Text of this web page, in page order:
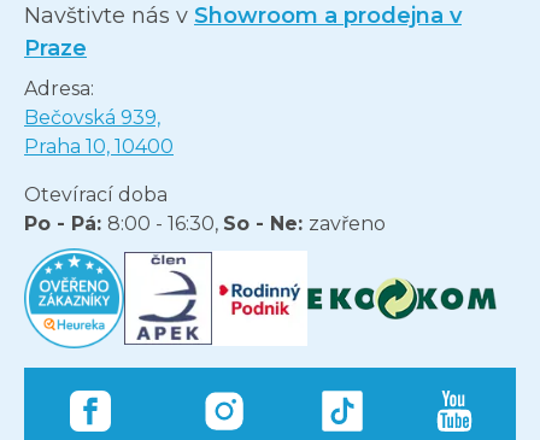
Navštivte nás v Showroom a prodejna v
Praze
Adresa:
Bečovská 939,
Praha 10, 10400
Otevírací doba
Po - Pá: 8:00 - 16:30, So - Ne: zavřeno